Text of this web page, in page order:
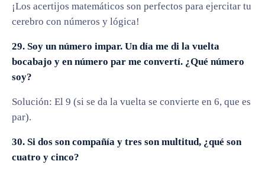
¡Los acertijos matemáticos son perfectos para ejercitar tu
cerebro con números y lógica!
29. Soy un número impar. Un día me di la vuelta
bocabajo y en número par me convertí. ¿Qué número
soy?
Solución: El 9 (si se da la vuelta se convierte en 6, que es
par).
30. Si dos son compañía y tres son multitud, ¿qué son
cuatro y cinco?